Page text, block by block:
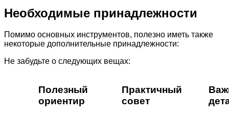
Необходимые принадлежности
Помимо основных инструментов, полезно иметь также
некоторые дополнительные принадлежности:
Не забудьте о следующих вещах:
Полезный
ориентир
Практичный
совет